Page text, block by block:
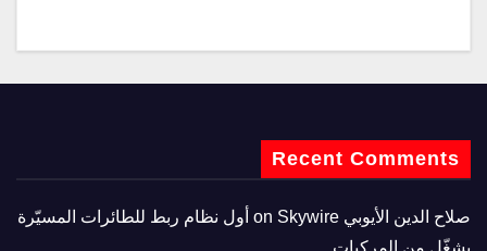
Recent Comments
صلاح الدين الأيوبي
Skywire أول نظام ربط للطائرات المسيّرة
يشغّل من المركبات